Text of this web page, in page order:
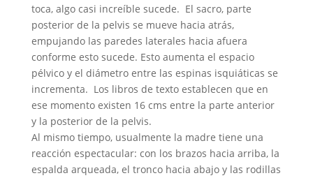
toca, algo casi increíble sucede. El sacro, parte
posterior de la pelvis se mueve hacia atrás,
empujando las paredes laterales hacia afuera
conforme esto sucede. Esto aumenta el espacio
pélvico y el diámetro entre las espinas isquiáticas se
incrementa. Los libros de texto establecen que en
ese momento existen 16 cms entre la parte anterior
y la posterior de la pelvis.
Al mismo tiempo, usualmente la madre tiene una
reacción espectacular: con los brazos hacia arriba, la
espalda arqueada, el tronco hacia abajo y las rodillas